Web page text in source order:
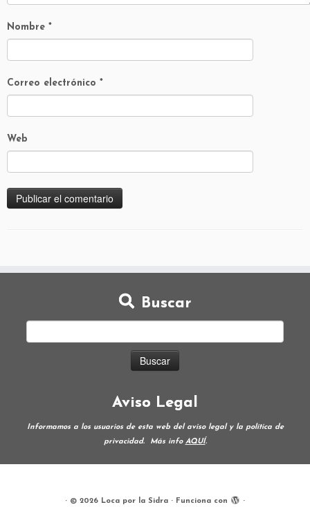
Nombre *
Correo electrónico *
Web
Buscar
Aviso Legal
Informamos a los usuarios de esta web del aviso legal y la política de
privacidad.
Más info AQUÍ.
· © 2026 Loca por la Sidra · Funciona con ·